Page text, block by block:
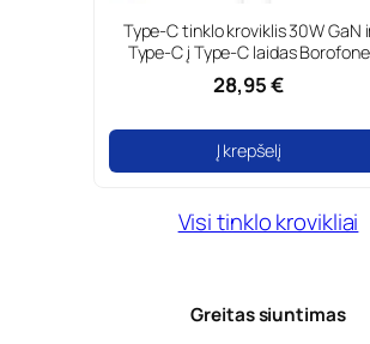
Type-C tinklo kroviklis 30W GaN ir
Type-C į Type-C laidas Borofone
28,95 €
Į krepšelį
Visi tinklo krovikliai
Greitas siuntimas